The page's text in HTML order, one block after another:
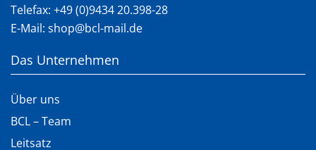
Telefax: +49 (0)9434 20.398-28
E-Mail: shop@bcl-mail.de
Das Unternehmen
Über uns
BCL – Team
Leitsatz